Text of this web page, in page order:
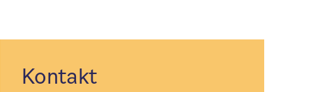
Kontakt